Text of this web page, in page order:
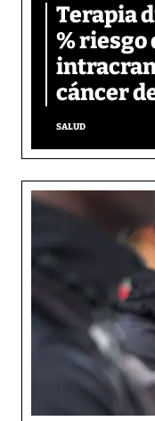
Terapia
% riesgo
cáncer
SALUD